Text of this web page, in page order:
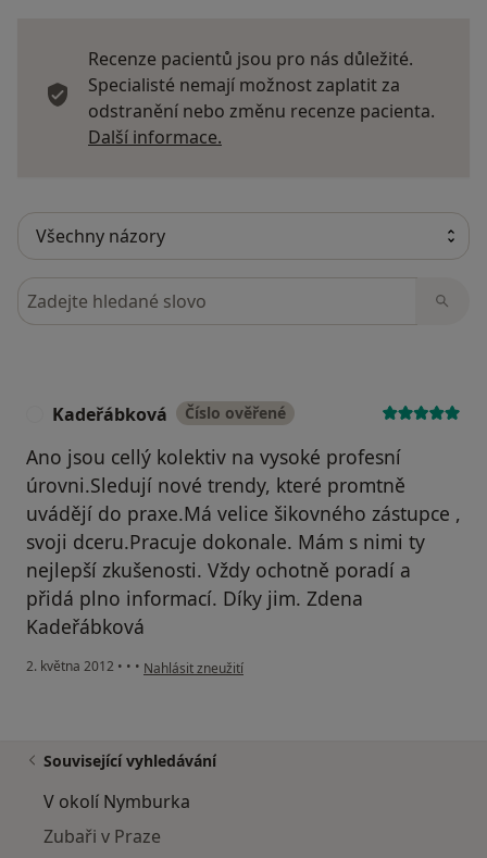
Recenze pacientů jsou pro nás důležité.
Specialisté nemají možnost zaplatit za
odstranění nebo změnu recenze pacienta.
Další informace.
Hledejte v názorech
Kadeřábková Číslo ověřené
Ano jsou cellý kolektiv na vysoké profesní
úrovni.Sledují nové trendy, které promtně
uvádějí do praxe.Má velice šikovného zástupce ,
svoji dceru.Pracuje dokonale. Mám s nimi ty
nejlepší zkušenosti. Vždy ochotně poradí a
přidá plno informací. Díky jim. Zdena
Kadeřábková
2. května 2012 • • • podle názoru uživatele Kadeřábková
Nahlásit zneužití
Související vyhledávání
V okolí Nymburka
Zubaři v Praze